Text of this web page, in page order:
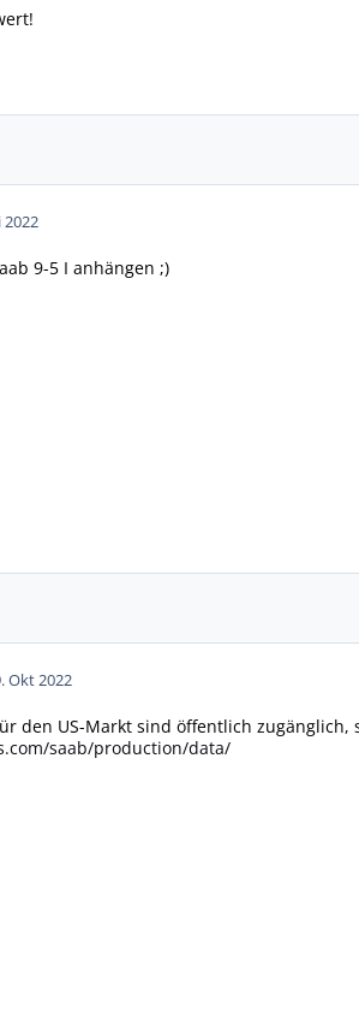
2022
9-5 I anhängen ;)
Okt 2022
den US-Markt sind öffentlich zugänglich,
saab/production/data/